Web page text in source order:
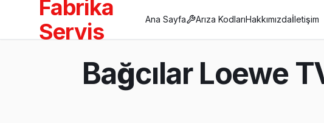
Fabrika
Servis
Ana Sayfa Arıza KodlarıHakkımızdaİletişim
Bağcılar Loewe